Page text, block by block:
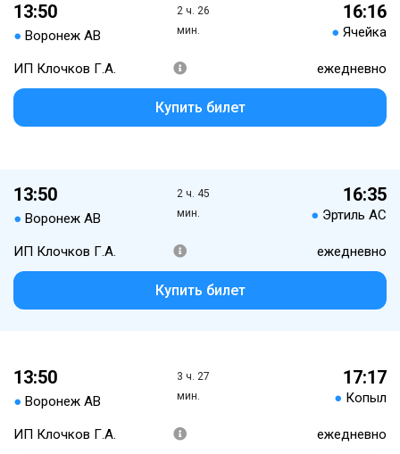
13:50
● Воронеж АВ
2 ч. 26
мин.
16:16
● Ячейка
ИП Клочков Г.А. ежедневно
Купить билет
13:50
● Воронеж АВ
2 ч. 45
мин.
16:35
● Эртиль АС
ИП Клочков Г.А. ежедневно
Купить билет
13:50
● Воронеж АВ
3 ч. 27
мин.
17:17
● Копыл
ИП Клочков Г.А. ежедневно